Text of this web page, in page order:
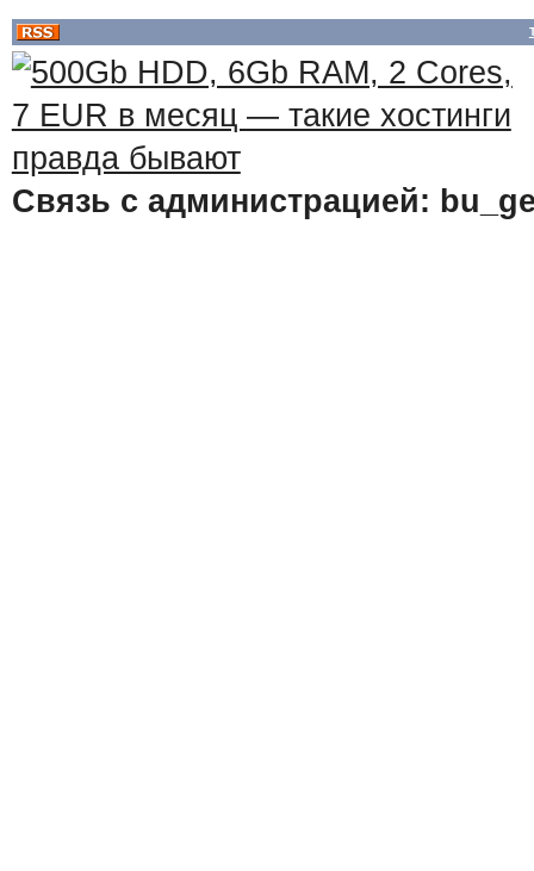
Связь с администрацией: